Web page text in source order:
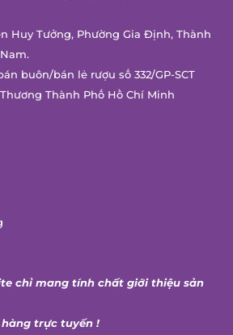
Cơ, Phường Bảy Hiền, Thành phố Hồ
Huy Tưởng, Phường Gia Định, Thành
buôn/bán lẻ rượu số 332/GP-SCT
Thành Phố Hồ Chí Minh
chỉ mang tính chất giới thiệu sản